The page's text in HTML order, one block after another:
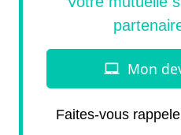
Faites-vous